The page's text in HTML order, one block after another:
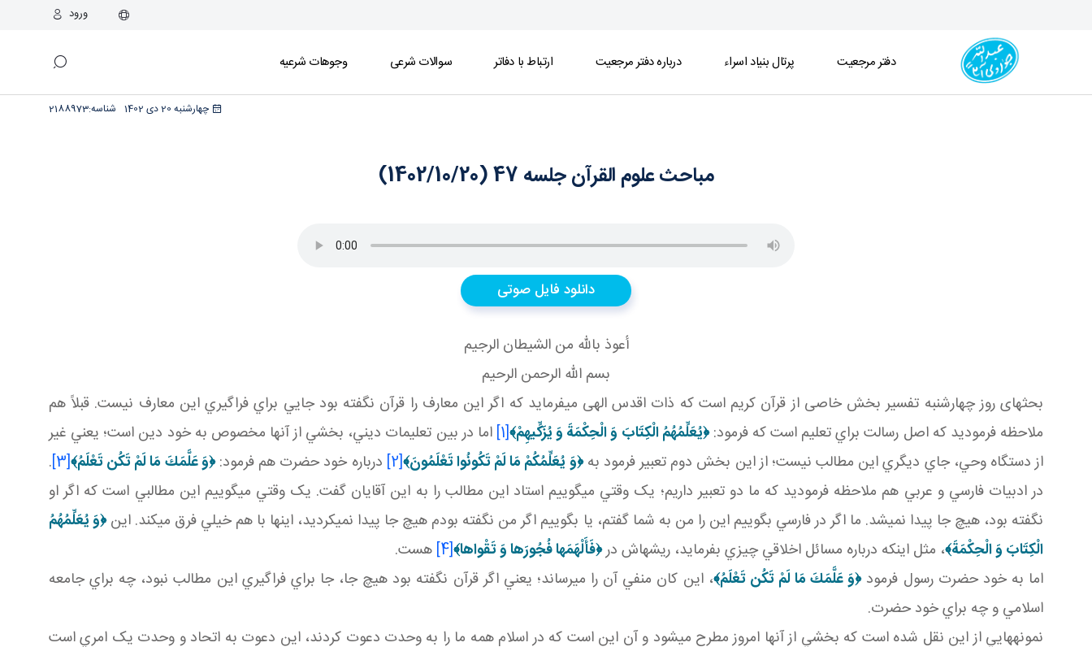
ورود
دفتر مرجعیت پرتال بنیاد اسراء درباره دفتر مرجعیت ارتباط با دفاتر سوالات شرعی وجوهات شرعیه
چهارشنبه 20 دی 1402 2188973شناسه:
مباحث علوم القرآن جلسه 47 (1402/10/20)
دانلود فایل صوتی
أعوذ بالله من الشيطان الرجيم
بسم الله الرحمن الرحيم
بحث­های روز چهارشنبه تفسير بخش خاصی از قرآن کريم است که ذات اقدس الهی می­فرمايد که اگر اين معارف را قرآن نگفته بود جايي براي فراگيري اين معارف نيست. قبلاً هم
ملاحظه فرموديد که اصل رسالت براي تعليم است که فرمود:﴿يُعَلِّمُهُمُ الْكِتَابَ وَ الْحِكْمَةَ وَ يُزَكِّيهِمْ﴾[1] اما در بين تعليمات ديني، بخشي از آنها مخصوص به خود دين است؛ يعني غير
از دستگاه وحي، جاي ديگري اين مطالب نيست؛ از اين بخش دوم تعبير فرمود به﴿وَ يُعَلِّمُكُمْ مَا لَمْ تَكُونُوا تَعْلَمُونَ﴾[2] درباره خود حضرت هم فرمود:﴿وَ عَلَّمَكَ مَا لَمْ تَكُن تَعْلَمُ﴾[3]
.
در ادبيات فارسي و عربي هم ملاحظه فرموديد که ما دو تعبير داريم؛ يک وقتي مي گوييم استاد اين مطالب را به اين آقايان گفت. يک وقتي مي گوييم اين مطالبي است که اگر او
نگفته بود، هيچ جا پيدا نمي شد. ما اگر در فارسي بگوييم اين را من به شما گفتم، يا بگوييم اگر من نگفته بودم هيچ جا پيدا نمي کرديد، اين­ها با هم خيلي فرق مي کند. اين﴿وَيُعَلِّمُهُمُ
الْكِتَابَ وَ الْحِكْمَةَ﴾، مثل اينکه درباره مسائل اخلاقي چيزي بفرمايد، ريشه اش در﴿فَأَلْهَمَها فُجُورَها وَ تَقْواها﴾[4]
هست.
اما به خود حضرت رسول فرمود﴿وَ عَلَّمَكَ مَا لَمْ تَكُن تَعْلَمُ﴾، اين کان منفي آن را مي رساند؛ يعني اگر قرآن نگفته بود هيچ جا، جا براي فراگيري اين مطالب نبود، چه براي جامعه
اسلامي و چه براي خود حضرت.
نمونه هايي از اين نقل شده است که بخشي از آنها امروز مطرح مي شود و آن اين است که در اسلام همه ما را به وحدت دعوت کردند، اين دعوت به اتحاد و وحدت يک امري است